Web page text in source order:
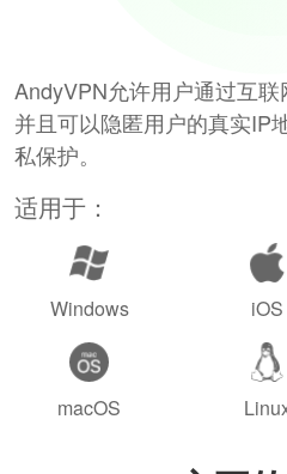
AndyVPN允许用户通过互联
并且可以隐匿用户的真实IP
私保护。
适用于：
Windows iOS
macOS